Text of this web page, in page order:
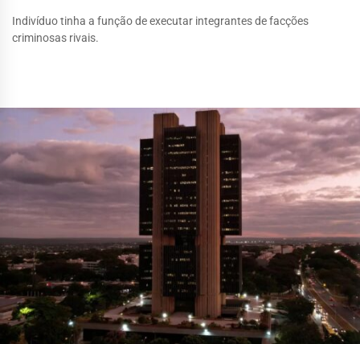
Indivíduo tinha a função de executar integrantes de facções
criminosas rivais.